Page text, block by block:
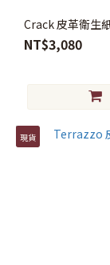
Crack 皮革衛生
NT$3,080
現貨